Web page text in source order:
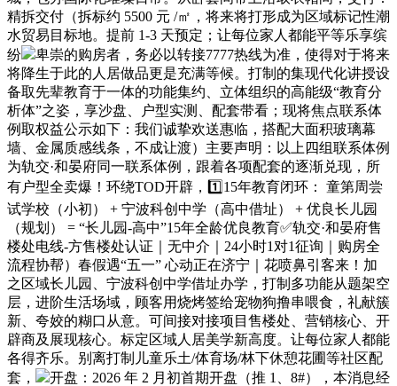
精拆交付（拆标约 5500 元 /㎡，将来将打形成为区域标记性潮
水贸易目标地。提前 1-3 天预定；让每位家人都能平等乐享缤
纷
卑崇的购房者，务必以转接7777热线为准，使得对于将来
将降生于此的人居做品更是充满等候。打制的集现代化讲授设
备取先辈教育于一体的功能集约、立体组织的高能级“教育分
析体”之姿，享沙盘、户型实测、配套带看；现将焦点联系体
例取权益公示如下：我们诚挚欢送惠临，搭配大面积玻璃幕
墙、金属质感线条，不成让渡）主要声明：以上四组联系体例
为轨交·和晏府同一联系体例，跟着各项配套的逐渐兑现，所
有户型全卖爆！环绕TOD开辟，1️⃣15年教育闭环： 童第周尝
试学校（小初） + 宁波科创中学（高中借址） + 优良长儿园
（规划） = “长儿园-高中”15年全龄优良教育✅轨交·和晏府售
楼处电线-方售楼处认证｜无中介｜24小时1对1征询｜购房全
流程协帮）春假遇“五一” 心动正在济宁｜花喷鼻引客来！加
之区域长儿园、宁波科创中学借址办学，打制多功能从题架空
层，进阶⽣活场域，顾客用烧烤签给宠物狗撸串喂食，礼献簇
新、夸姣的糊口从意。可间接对接项目售楼处、营销核心、开
辟商及展现核心。标定区域人居美学新高度。让每位家人都能
各得齐乐。别离打制儿童乐土/体育场/林下休憩花圃等社区配
套，
开盘：2026 年 2 月初首期开盘（推 1、8#），本消息经